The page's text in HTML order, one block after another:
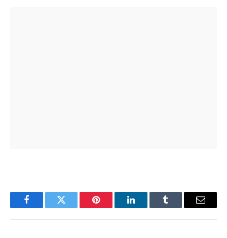
FacebookTwitter Pinterest LinkedInTumblr Email